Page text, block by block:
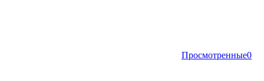
Просмотренные0